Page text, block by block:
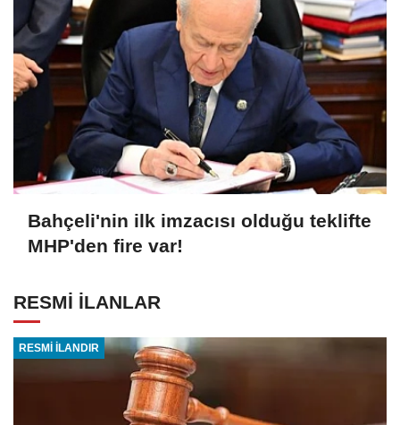
Bahçeli'nin ilk imzacısı olduğu teklifte
MHP'den fire var!
RESMİ İLANLAR
RESMİ İLANDIR